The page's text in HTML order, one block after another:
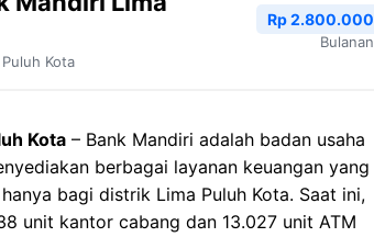
Puluh Kota
Rp 2.800.000
Bulanan
Kota – Bank Mandiri adalah badan usaha
berbagai layanan keuangan yang
bagi distrik Lima Puluh Kota. Saat ini,
unit kantor cabang dan 13.027 unit ATM